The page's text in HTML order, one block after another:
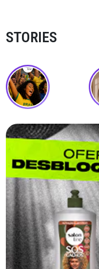
STORIES